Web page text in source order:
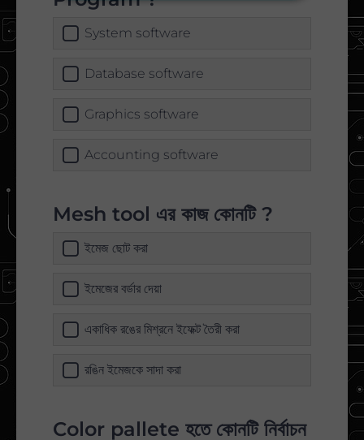
System software
Database software
Graphics software
Accounting software
Mesh tool এর কাজ কোনটি ?
ইমেজ ছোট করা
ইমেজের বর্ডার দেয়া
একাধিক রঙের মিশ্রনে ইফেক্ট তৈরী করা
রঙিন ইমেজকে সাদা করা
Color pallete হতে কোনটি নির্বাচন